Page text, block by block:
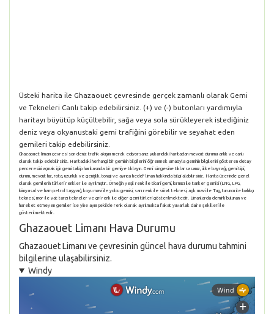
Üsteki harita ile Ghazaouet çevresinde gerçek zamanlı olarak Gemi
ve Tekneleri Canlı takip edebilirsiniz. (+) ve (-) butonları yardımıyla
haritayı büyütüp küçültebilir, sağa veya sola sürükleyerek istediğiniz
deniz veya okyanustaki gemi trafiğini görebilir ve seyahat eden
gemileri takip edebilirsiniz.
Ghazaouet limanı çevresi son deniz trafik akışını merak ediyorsanız yukarıdaki haritadan mevcut durumu anlık ve canlı
olarak takip edebilirsiniz. Haritadaki herhangi bir geminin bilgilerini öğrenmek amacıyla geminin bilgilerini gösteren detay
penceresini açmak için gemi takip haritasında bir gemiye tıklayın. Gemi simgesine tıklarsasanız, ülke bayrağı, gemi tipi,
durum, mevcut hız, rota, uzunluk ve genişlik, tonajı ve ayrıca hedef liman hakkında bilgi alabilirsiniz. Harita üzerinde genel
olarak gemilerin türleri renkler ile ayrılmıştır. Örneğin yeşil renk ile ticari gemi, kırmızı ile tanker gemisi (LNG, LPG,
kimyasal ve ham petrol taşıyan), koyu mavi ile yolcu gemisi, sarı renk ile sürat teknesi, açık mavi ile Tug, turuncu ile balıkçı
teknesi, mor ile yat tarzı tekneler ve gri renk ile diğer gemi türleri gösterilmektedir. Limanlarda demirli bulunan ve
hareket etmeyen gemiler ise yine aynı şekilde renk olarak ayrılmakta fakat yuvarlak daire şekilleri ile
gösterilmektedir.
Ghazaouet Limanı Hava Durumu
Ghazaouet Limanı ve çevresinin güncel hava durumu tahmini
bilgilerine ulaşabilirsiniz.
Windy